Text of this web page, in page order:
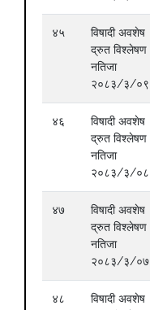
४५
विषादी अवशेष
द्रुत विश्लेषण
नतिजा
२०८३/३/०९
४६
विषादी अवशेष
द्रुत विश्लेषण
नतिजा
२०८३/३/०८
४७
विषादी अवशेष
द्रुत विश्लेषण
नतिजा
२०८३/३/०७
४८
विषादी अवशेष